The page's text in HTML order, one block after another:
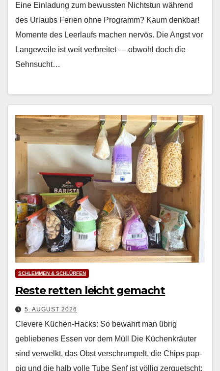
Eine Einladung zum bewussten Nichtstun während
des Urlaubs Ferien ohne Pro­gramm? Kaum denkbar!
Momente des Leer­laufs machen nervös. Die Angst vor
Langeweile ist weit ver­bre­it­et — obwohl doch die
Sehn­sucht…
SCHLEMMEN & SCHLÜRFEN
Reste retten leicht gemacht
5. AUGUST 2026
Clevere Küchen-Hacks: So bewahrt man übrig
gebliebenes Essen vor dem Müll Die Küchenkräuter
sind ver­welkt, das Obst ver­schrumpelt, die Chips pap­
pig und die halb volle Tube Senf ist völ­lig zer­quetscht: